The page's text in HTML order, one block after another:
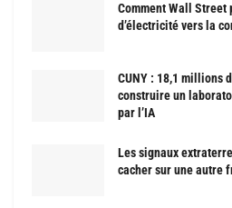
Comment Wall Street
d’électricité vers la
CUNY : 18,1 millions
construire un
par l’IA
Les signaux
cacher sur une autre